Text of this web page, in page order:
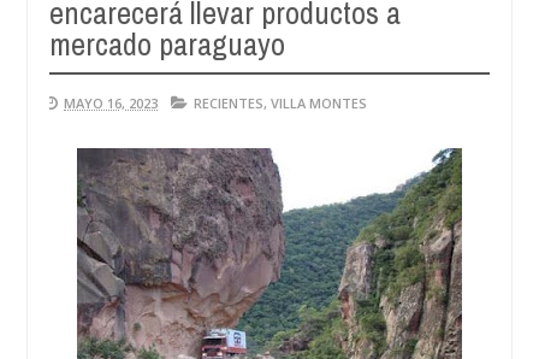
Aug
04,
2026
encarecerá llevar productos a
mercado paraguayo
MAYO 16, 2023 RECIENTES, VILLA MONTES